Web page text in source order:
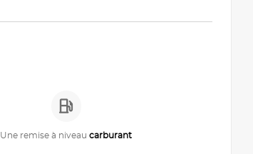
Une remise à niveaucarburant